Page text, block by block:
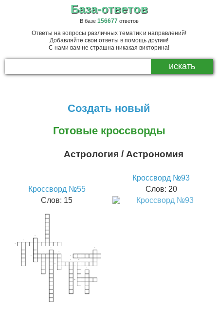
База-ответов
В базе 156677ответов
Ответы на вопросы различных тематик и направлений!
Добавляйте свои ответы в помощь другим!
С нами вам не страшна никакая викторина!
Создать новый
Готовые кроссворды
Астрология / Астрономия
Кроссворд №55
Слов: 15
Кроссворд №93
Слов: 20